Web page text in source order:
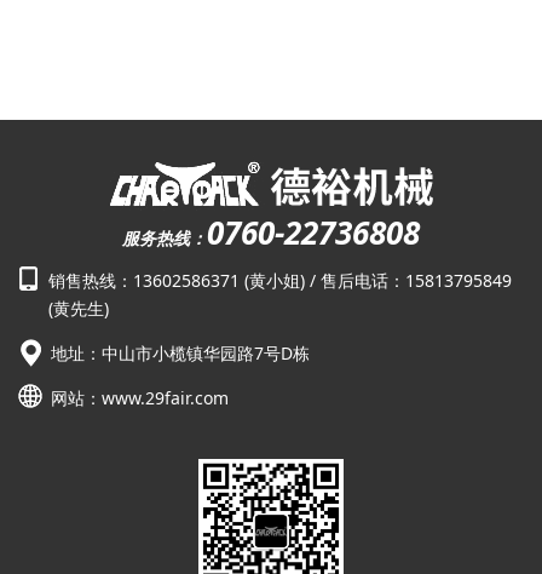
服务热线： 0760-22736808
销售热线：13602586371 (黄小姐) / 售后电话：15813795849
(黄先生)
地址：中山市小榄镇华园路7号D栋
网站： www.29fair.com